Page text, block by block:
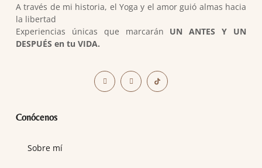
A través de mi historia, el Yoga y el amor guió almas hacia
la libertad
Experiencias únicas que marcarán UN ANTES Y UN
DESPUÉS en tu VIDA.
Conócenos
Sobre mí